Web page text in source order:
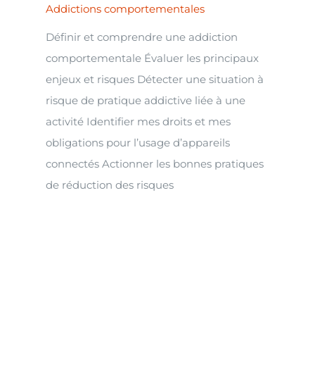
Addictions comportementales
Définir et comprendre une addiction
comportementale Évaluer les principaux
enjeux et risques Détecter une situation à
risque de pratique addictive liée à une
activité Identifier mes droits et mes
obligations pour l’usage d’appareils
connectés Actionner les bonnes pratiques
de réduction des risques